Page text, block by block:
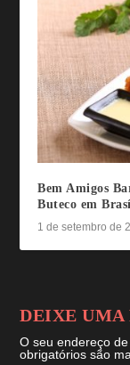
Bem Amigos
Buteco em
1 de setembro de
DEIXE UMA
O seu endereço
obrigatórios são